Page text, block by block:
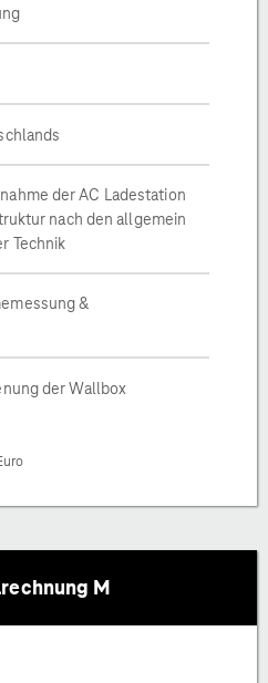
der AC Ladestation
nach den allgemein
Technik
&
der Wallbox
M